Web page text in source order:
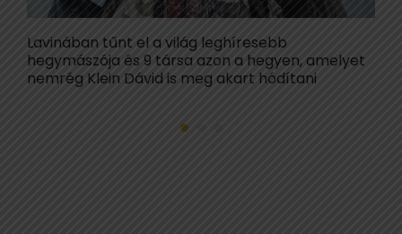
Lavinában tűnt el a világ leghíresebb
hegymászója és 9 társa azon a hegyen, amelyet
nemrég Klein Dávid is meg akart hódítani